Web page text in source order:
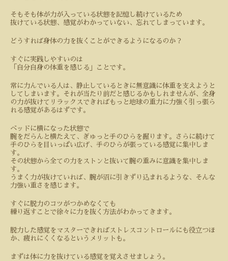
そもそも体が力が入っている状態を記憶し続けているため
抜けている状態、感覚がわかっていない、忘れてしまっています。
どうすれば身体の力を抜くことができるようになるのか？
すぐに実践しやすいのは
「自分自身の体重を感じる」ことです。
常に力んでいる人は、静止しているときに無意識に体重を支えようと
してしまいます。それが当たり前だと感じるかもしれませんが、全身
の力が抜けてリラックスできればもっと地球の重力に力強く引っ張ら
れる感覚があるはずです。
ベッドに横になった状態で
腕をだらんと横たえて、ぎゅっと手のひらを握ります。さらに続けて
手のひらを目いっぱい広げ、手のひらが張っている感覚に集中しま
す。
その状態から全ての力をストンと抜いて腕の重みに意識を集中しま
す。
うまく力が抜けていれば、腕が沼に引きずり込まれるような、そんな
力強い重さを感じます。
すぐに脱力のコツがつかめなくても
繰り返すことで徐々に力を抜く方法がわかってきます。
脱力した感覚をマスターできればストレスコントロールにも役立つほ
か、疲れにくくなるというメリットも。
まずは体に力を抜けている感覚を覚えさせましょう。